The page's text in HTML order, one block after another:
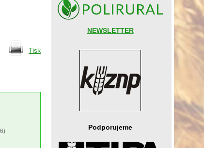
Tisk
NEWSLETTER
Podporujeme